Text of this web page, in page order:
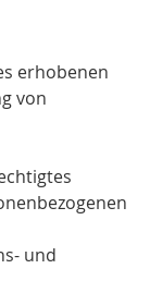
erhobenen
von
und